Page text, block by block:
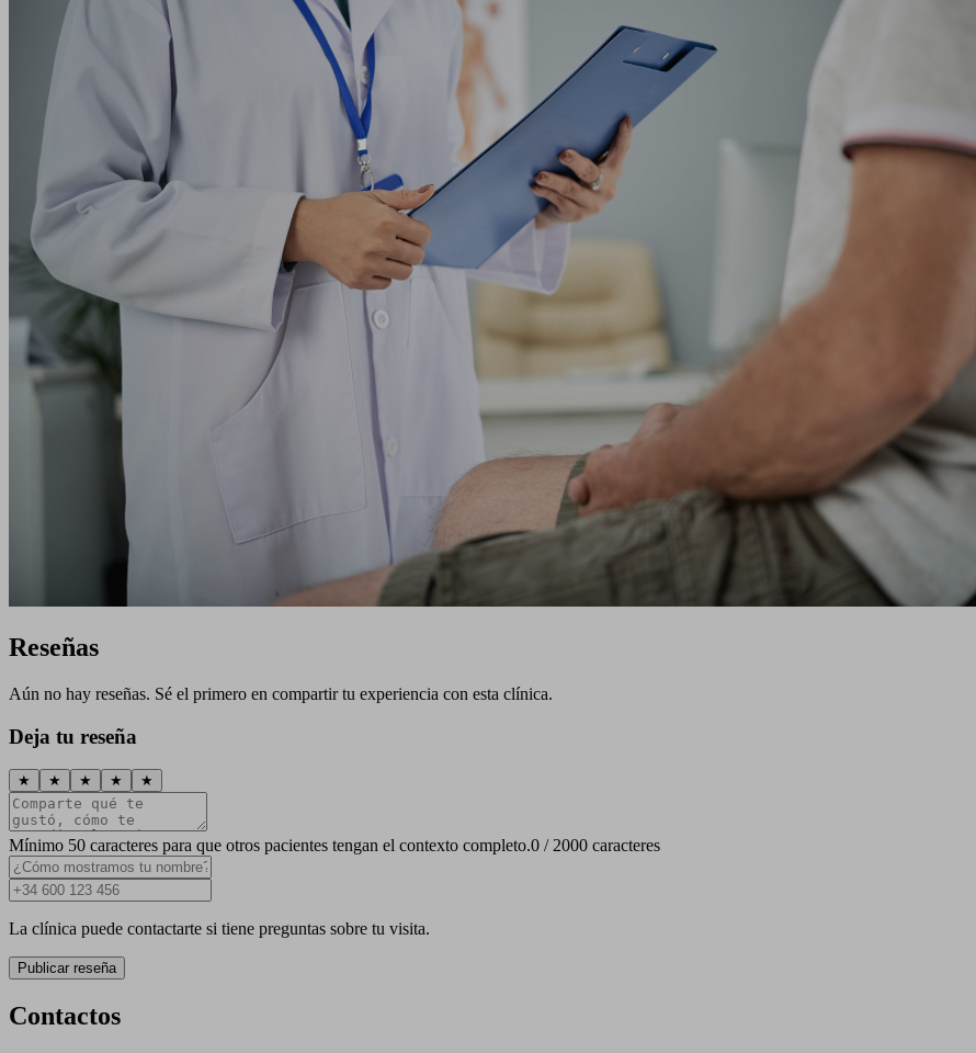
Reseñas
Aún no hay reseñas. Sé el primero en compartir tu experiencia con esta clínica.
Deja tu reseña
★ ★ ★ ★ ★
Mínimo 50 caracteres para que otros pacientes tengan el contexto completo.0 / 2000 caracteres
La clínica puede contactarte si tiene preguntas sobre tu visita.
Publicar reseña
Contactos